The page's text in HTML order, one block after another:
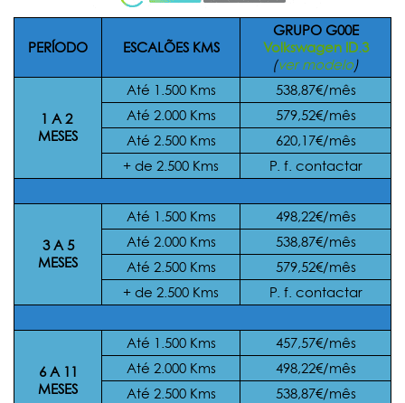
PERÍODO ESCALÕES KMS
GRUPO G00E
Volkswagen ID.3
(ver modelo)
1 A 2
MESES
Até 1.500 Kms
538,87€/mês
Até 2.000 Kms
579,52€/mês
Até 2.500 Kms
620,17€/mês
+ de 2.500 Kms
P. f. contactar
3 A 5
MESES
Até 1.500 Kms
498,22€/mês
Até 2.000 Kms
538,87€/mês
Até 2.500 Kms
579,52€/mês
+ de 2.500 Kms
P. f. contactar
6 A 11
MESES
Até 1.500 Kms
457,57€/mês
Até 2.000 Kms
498,22€/mês
Até 2.500 Kms
538,87€/mês